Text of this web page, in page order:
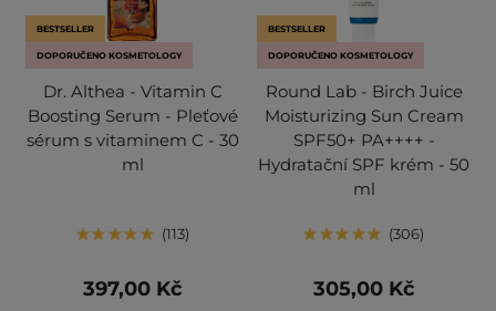
BESTSELLER
DOPORUČENO KOSMETOLOGY
Dr. Althea - Vitamin C
Boosting Serum - Pleťové
sérum s vitaminem C - 30
ml
113
397,00 Kč
BESTSELLER
DOPORUČENO KOSMETOLOGY
Round Lab - Birch Juice
Moisturizing Sun Cream
SPF50+ PA++++ -
Hydratační SPF krém - 50
ml
306
305,00 Kč